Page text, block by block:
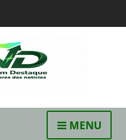
MENU